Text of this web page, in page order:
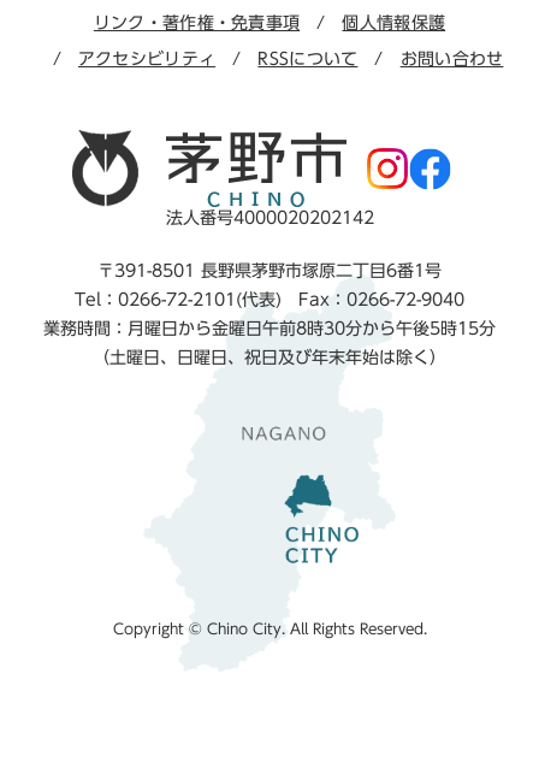
リンク・著作権・免責事項 個人情報保護
アクセシビリティ RSSについて お問い合わせ
法人番号4000020202142
〒391-8501 長野県茅野市塚原二丁目6番1号
Tel：0266-72-2101(代表) Fax：0266-72-9040
業務時間：月曜日から金曜日午前8時30分から午後5時15分
（土曜日、日曜日、祝日及び年末年始は除く）
Copyright © Chino City. All Rights Reserved.